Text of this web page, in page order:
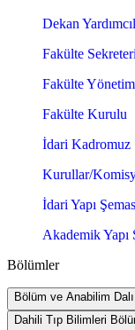
Dekan
Fakülte Sekreteri
Fakülte
Fakülte Kurulu
İdari Kadromuz
Kurullar/
İdari Yapı
Akademik Yapı
Bölümler
Bölüm ve Anabilim
Dahili Tıp Bilimleri